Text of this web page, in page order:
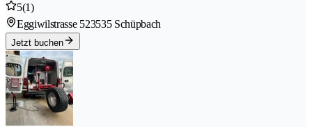
5(1)
Eggiwilstrasse 523535 Schüpbach
Jetzt buchen